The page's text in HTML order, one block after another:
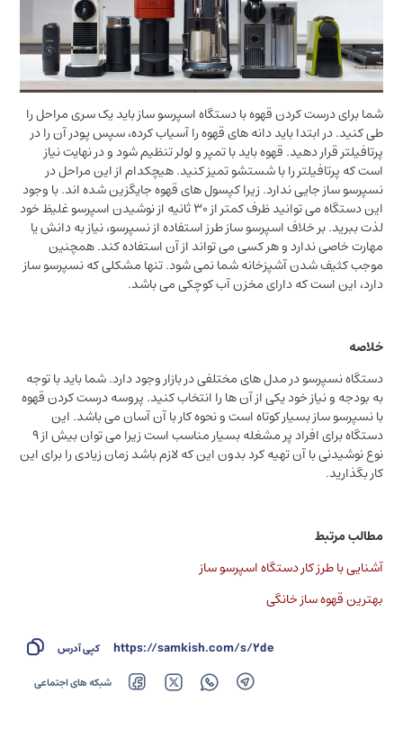
شما برای درست کردن قهوه با دستگاه اسپرسو ساز باید یک سری مراحل را
طی کنید. در ابتدا باید دانه های قهوه را آسیاب کرده، سپس پودر آن را در
پرتافیلتر قرار دهید. قهوه باید با تمپر و لولر تنظیم شود و در نهایت نیاز
است که پرتافیلتر را با شستشو تمیز کنید. هیچکدام از این مراحل در
نسپرسو ساز جایی ندارد. زیرا کپسول های قهوه جایگزین شده اند. با وجود
این دستگاه می توانید ظرف کمتر از 30 ثانیه از نوشیدن اسپرسو غلیظ خود
لذت ببرید. بر خلاف اسپرسو ساز طرز استفاده از نسپرسو، نیاز به دانش یا
مهارت خاصی ندارد و هر کسی می تواند از آن استفاده کند. همچنین
موجب کثیف شدن آشپزخانه شما نمی شود. تنها مشکلی که نسپرسو ساز
دارد، این است که دارای مخزن آب کوچکی می باشد.
خلاصه
دستگاه نسپرسو در مدل های مختلفی در بازار وجود دارد. شما باید با توجه
به بودجه و نیاز خود یکی از آن ها را انتخاب کنید. پروسه درست کردن قهوه
با نسپرسو ساز بسیار کوتاه است و نحوه کار با آن آسان می باشد. این
دستگاه برای افراد پر مشغله بسیار مناسب است زیرا می توان بیش از 9
نوع نوشیدنی با آن تهیه کرد بدون این که لازم باشد زمان زیادی را برای این
کار بگذارید.
مطالب مرتبط
آشنایی با طرز کار دستگاه اسپرسو ساز
بهترین قهوه ساز خانگی
https://samkish.com/s/2de کپی آدرس
شبکه های اجتماعی